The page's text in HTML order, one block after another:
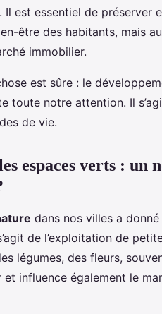
Il est essentiel de préserver
être des habitants, mais
immobilier.
est sûre : le
toute notre attention. Il
de vie.
espaces verts : un
dans nos villes a
de l’exploitation de
légumes, des fleurs,
et influence également le